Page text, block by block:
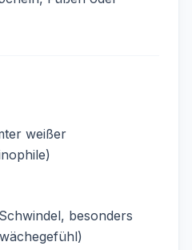
weißer
besonders